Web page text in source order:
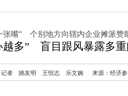
张嘴” 个别地方向辖内企业摊派赞
越多” 盲目跟风暴露多
记者 姚友明 王恒志 乐文婉 来源：经济